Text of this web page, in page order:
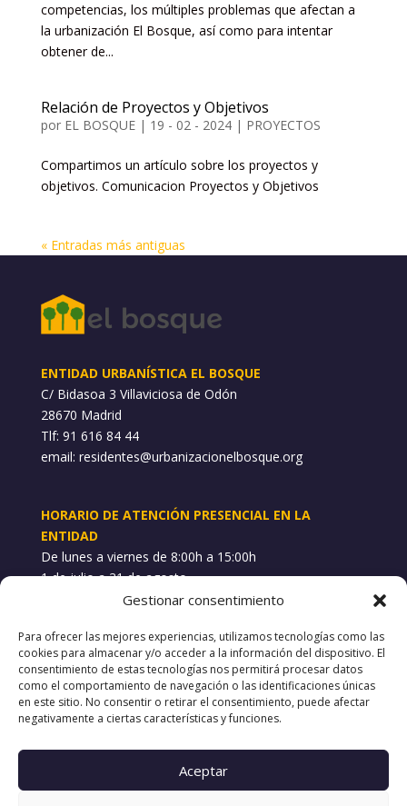
Gestionar consentimiento
Para ofrecer las mejores experiencias, utilizamos tecnologías como las
cookies para almacenar y/o acceder a la información del dispositivo. El
consentimiento de estas tecnologías nos permitirá procesar datos
como el comportamiento de navegación o las identificaciones únicas
en este sitio. No consentir o retirar el consentimiento, puede afectar
negativamente a ciertas características y funciones.
Aceptar
competencias, los múltiples problemas que afectan a
la urbanización El Bosque, así como para intentar
obtener de...
Relación de Proyectos y Objetivos
por EL BOSQUE| 19 - 02 - 2024| PROYECTOS
Compartimos un artículo sobre los proyectos y
objetivos. Comunicacion Proyectos y Objetivos
« Entradas más antiguas
ENTIDAD URBANÍSTICA EL BOSQUE
C/ Bidasoa 3 Villaviciosa de Odón
28670 Madrid
Tlf: 91 616 84 44
email: residentes@urbanizacionelbosque.org
HORARIO DE ATENCIÓN PRESENCIAL EN LA
ENTIDAD
De lunes a viernes de 8:00h a 15:00h
1 de julio a 31 de agosto
689 748 101
POLÍTICAS
Aviso Legal